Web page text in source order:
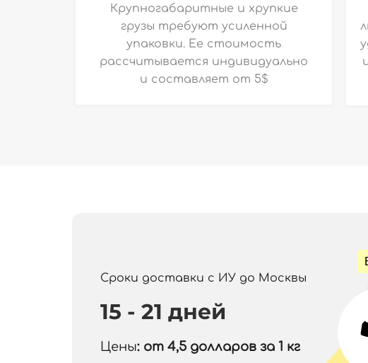
Крупногабаритные и хрупкие
грузы требуют усиленной
упаковки. Ее стоимость
рассчитывается индивидуально
и составляет от 5$
Сроки доставки с ИУ до Москвы
15 - 21 дней
Цены: от 4,5 долларов за 1 кг